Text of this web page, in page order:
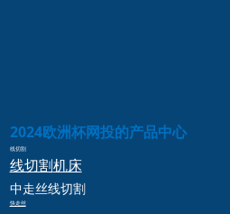
2024欧洲杯网投的产品中心
线切割
线切割机床
中走丝线切割
快走丝